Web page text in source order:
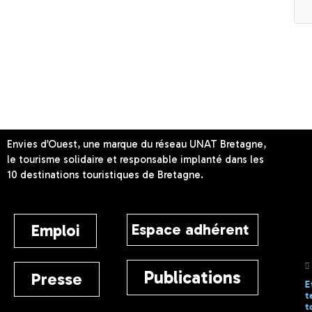
Envies d’Ouest, une marque du réseau UNAT Bretagne,
le tourisme solidaire et responsable implanté dans les
10 destinations touristiques de Bretagne.
Emploi
Presse
Espace adhérent
Publications
Les objets
peuvent prolonger
Assemblée
Générale 2026 :